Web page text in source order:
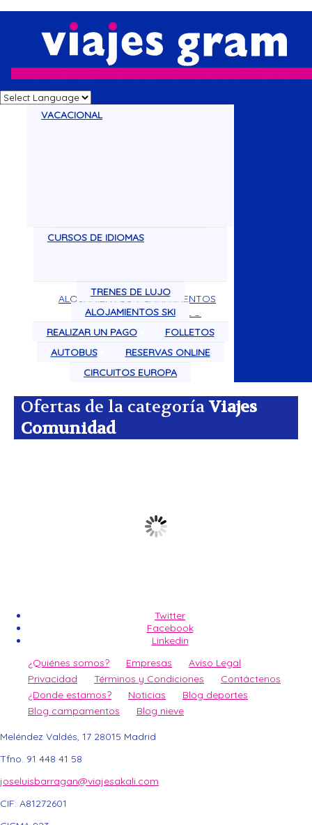
VACACIONAL
CRUCEROS
VACACIONES CIRCUITOS
CIRCUITOS POR EL MUNDO
CURSOS DE IDIOMAS
ALOJAMIENTOS Y CAMPAMENTOS
TRENES DE LUJO
ALOJAMIENTOS SKI
REALIZAR UN PAGO
FOLLETOS
AUTOBUS
RESERVAS ONLINE
CIRCUITOS EUROPA
Ofertas de la categoríaViajes
Comunidad
Twitter
Facebook
Linkedin
¿Quiénes somos?
Empresas
Aviso Legal
Privacidad
Términos y Condiciones
Contáctenos
¿Donde estamos?
Noticias
Blog deportes
Blog campamentos
Blog nieve
Meléndez Valdés, 17 28015 Madrid
Tfno. 91 448 41 58
joseluisbarragan@viajesakali.com
CIF: A81272601